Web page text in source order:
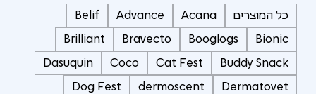
כל המוצרים Acana
Advance
Belif
Bionic
Booglogs
Bravecto
Brilliant
Buddy Snack
Cat Fest
Coco
Dasuquin
Dermatovet
dermoscent
Dog Fest